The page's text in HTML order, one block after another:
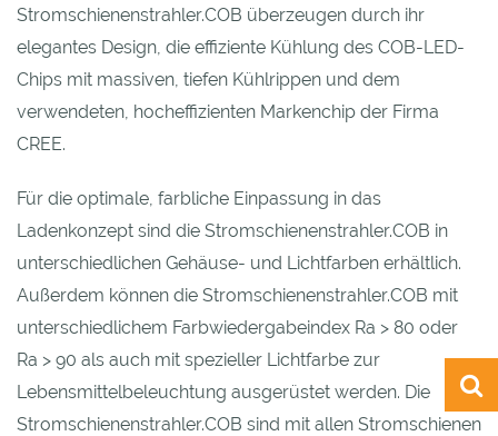
Stromschienenstrahler.COB überzeugen durch ihr
elegantes Design, die effiziente Kühlung des COB-LED-
Chips mit massiven, tiefen Kühlrippen und dem
verwendeten, hocheffizienten Markenchip der Firma
CREE.
Für die optimale, farbliche Einpassung in das
Ladenkonzept sind die Stromschienenstrahler.COB in
unterschiedlichen Gehäuse- und Lichtfarben erhältlich.
Außerdem können die Stromschienenstrahler.COB mit
unterschiedlichem Farbwiedergabeindex Ra > 80 oder
Ra > 90 als auch mit spezieller Lichtfarbe zur
Lebensmittelbeleuchtung ausgerüstet werden. Die
Stromschienenstrahler.COB sind mit allen Stromschienen